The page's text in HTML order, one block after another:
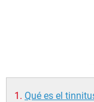
Qué es el